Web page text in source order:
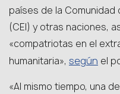
países de la
(CEI) y otras naciones,
«compatriotas en el
humanitaria», según el
«Al mismo tiempo, una